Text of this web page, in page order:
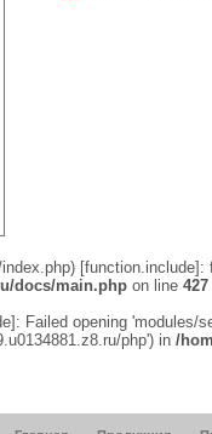
[function.include]:
docs/main.php on line 427
]: Failed opening 'modules/
php') in /